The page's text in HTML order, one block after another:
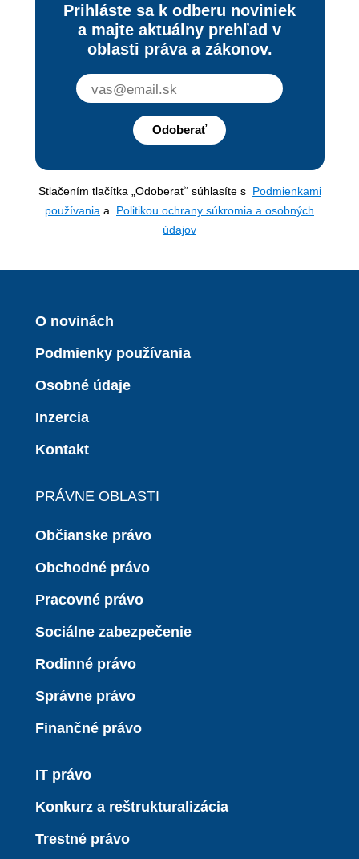
Prihláste sa k odberu noviniek
a majte aktuálny prehľad v
oblasti práva a zákonov.
Odoberať
Stlačením tlačítka „Odoberať“ súhlasíte s Podmienkami
používania a Politikou ochrany súkromia a osobných
údajov
O novinách
Podmienky používania
Osobné údaje
Inzercia
Kontakt
PRÁVNE OBLASTI
Občianske právo
Obchodné právo
Pracovné právo
Sociálne zabezpečenie
Rodinné právo
Správne právo
Finančné právo
IT právo
Konkurz a reštrukturalizácia
Trestné právo